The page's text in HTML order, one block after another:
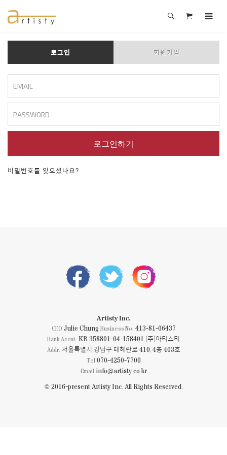
로그인 회원가입
로그인하기
비밀번호를 잊으셨나요?
Artisty Inc.
CEO Julie Chung Business No. 413-81-06437
Bank Accnt. KB 358801-04-158401 (주)아티스티
Addr. 서울특별시 강남구 테헤란로 410, 4층 403호
Tel070-4250-7700
Emailinfo@artisty.co.kr
© 2016-present Artisty Inc. All Rights Reserved.